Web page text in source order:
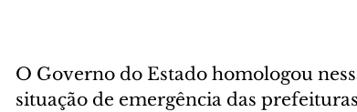
O Governo do Estado homologou
situação de emergência das